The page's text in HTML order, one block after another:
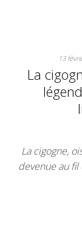
13
La
La cigogne,
devenue au